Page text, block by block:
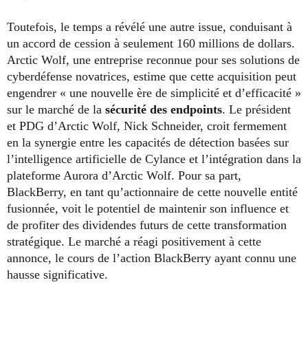
Toutefois, le temps a révélé une autre issue, conduisant à
un accord de cession à seulement 160 millions de dollars.
Arctic Wolf, une entreprise reconnue pour ses solutions de
cyberdéfense novatrices, estime que cette acquisition peut
engendrer « une nouvelle ère de simplicité et d’efficacité »
sur le marché de la sécurité des endpoints. Le président
et PDG d’Arctic Wolf, Nick Schneider, croit fermement
en la synergie entre les capacités de détection basées sur
l’intelligence artificielle de Cylance et l’intégration dans la
plateforme Aurora d’Arctic Wolf. Pour sa part,
BlackBerry, en tant qu’actionnaire de cette nouvelle entité
fusionnée, voit le potentiel de maintenir son influence et
de profiter des dividendes futurs de cette transformation
stratégique. Le marché a réagi positivement à cette
annonce, le cours de l’action BlackBerry ayant connu une
hausse significative.